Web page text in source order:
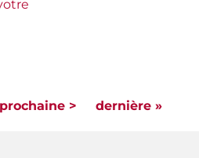
prochaine > dernière »